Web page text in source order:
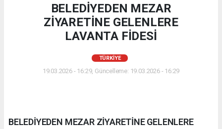
BELEDİYEDEN MEZAR
ZİYARETİNE GELENLERE
LAVANTA FİDESİ
TÜRKIYE
19.03.2026 - 16:29, Güncelleme: 19.03.2026 - 16:29
BELEDİYEDEN MEZAR ZİYARETİNE GELENLERE